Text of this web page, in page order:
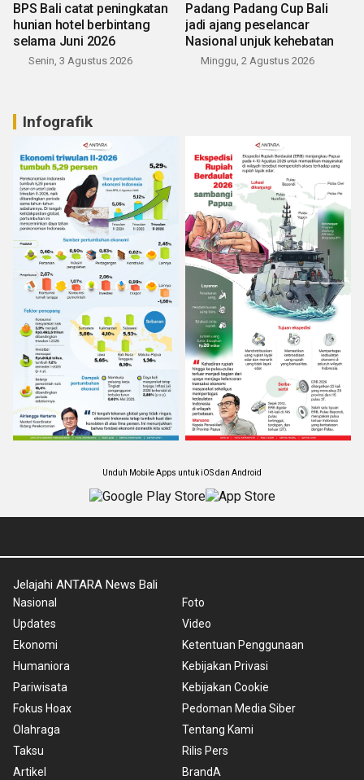
BPS Bali catat peningkatan
hunian hotel berbintang
selama Juni 2026
Senin, 3 Agustus 2026
Padang Padang Cup Bali
jadi ajang peselancar
Nasional unjuk kehebatan
Minggu, 2 Agustus 2026
Infografik
Unduh Mobile Apps untuk iOS dan Android
Jelajahi ANTARA News Bali
Nasional
Updates
Ekonomi
Humaniora
Pariwisata
Fokus Hoax
Olahraga
Taksu
Artikel
Foto
Video
Ketentuan Penggunaan
Kebijakan Privasi
Kebijakan Cookie
Pedoman Media Siber
Tentang Kami
Rilis Pers
BrandA